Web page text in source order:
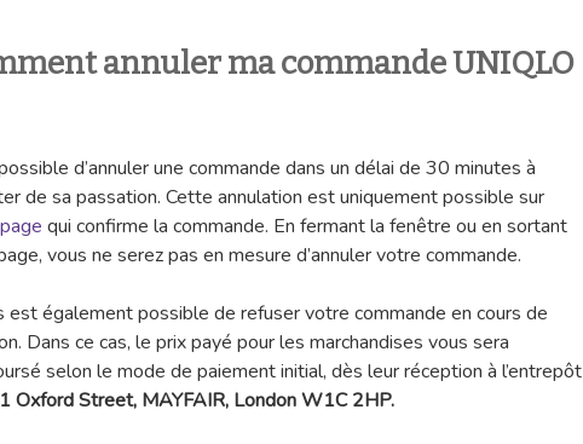
annuler ma commande UNIQLO
d’annuler une commande dans un délai de 30 minutes à
de sa passation. Cette annulation est uniquement possible sur
qui confirme la commande. En fermant la fenêtre ou en sortant
vous ne serez pas en mesure d’annuler votre commande.
est également possible de refuser votre commande en cours de
Dans ce cas, le prix payé pour les marchandises vous sera
selon le mode de paiement initial, dès leur réception à l’entrepôt
Oxford Street, MAYFAIR, London W1C 2HP.